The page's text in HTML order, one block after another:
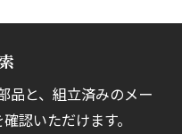
品と、組立済みのメー
認いただけます。